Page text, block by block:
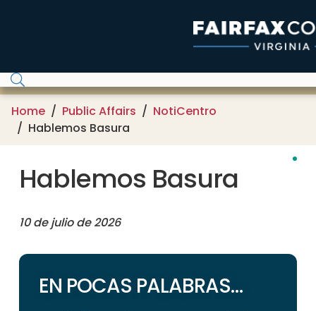
Home Public Affairs
NotiCentro
Hablemos Basura
Hablemos Basura
10 de julio de 2026
EN POCAS PALABRAS…